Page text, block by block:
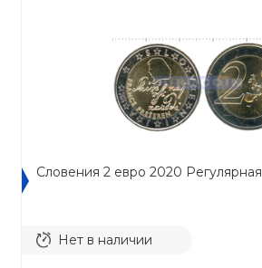
Словения 2 евро 2020 Регулярная
Нет в наличии